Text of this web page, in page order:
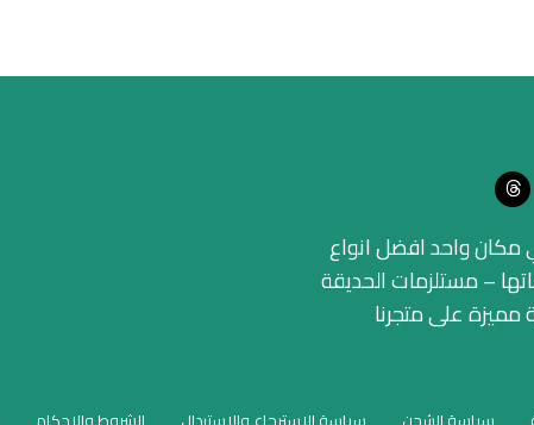
مكان واحد افضل انواع
– مستلزمات الحديقة
مميزة على متجرنا